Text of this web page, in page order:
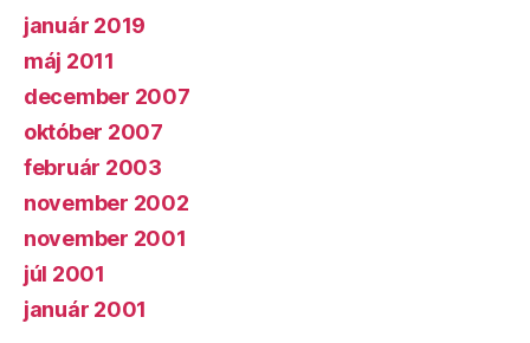
január 2019
máj 2011
december 2007
október 2007
február 2003
november 2002
november 2001
júl 2001
január 2001